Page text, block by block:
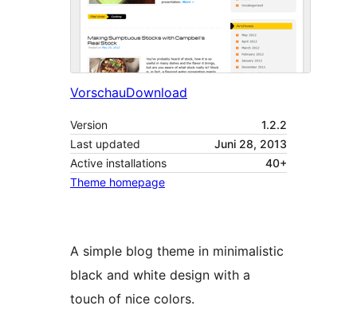
VorschauDownload
Version
1.2.2
Last updated
Juni 28, 2013
Active installations
40+
Theme homepage
A simple blog theme in minimalistic
black and white design with a
touch of nice colors.